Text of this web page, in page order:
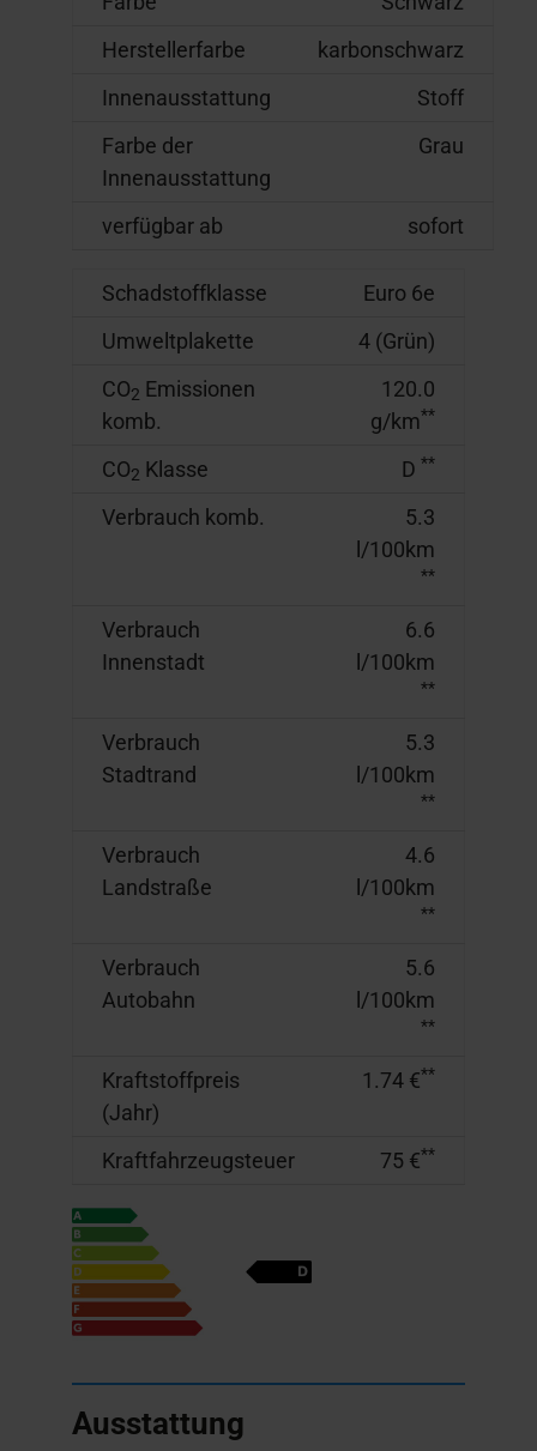
Herstellerfarbe
karbonschwarz
Innenausstattung
Stoff
Farbe der
Innenausstattung
Grau
verfügbar ab sofort
Schadstoffklasse
Euro 6e
Umweltplakette
4 (Grün)
CO2 Emissionen
komb.
120.0
g/km**
CO2 Klasse D **
Verbrauch komb.
5.3
l/100km
**
Verbrauch
Innenstadt
6.6
l/100km
**
Verbrauch
Stadtrand
5.3
l/100km
**
Verbrauch
Landstraße
4.6
l/100km
**
Verbrauch
Autobahn
5.6
l/100km
**
Kraftstoffpreis
(Jahr)
1.74 €**
Kraftfahrzeugsteuer 75 €**
Ausstattung